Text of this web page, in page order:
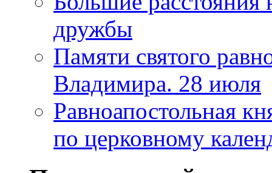
дружбы
Памяти святого
Владимира. 28 июля
Равноапостольная
по церковному